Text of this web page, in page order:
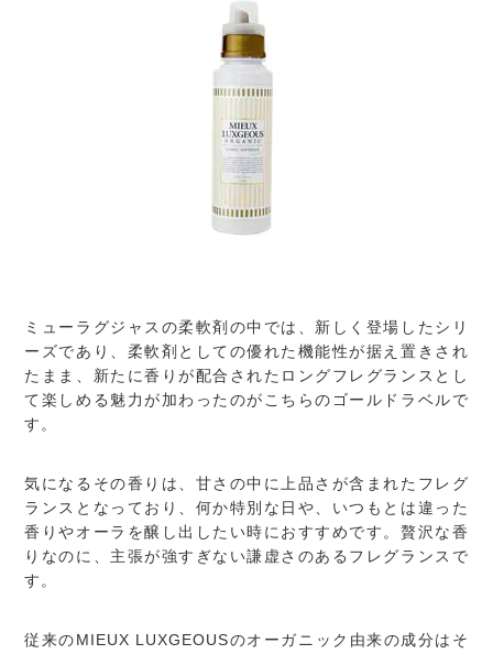
ミューラグジャスの柔軟剤の中では、新しく登場したシリ
ーズであり、柔軟剤としての優れた機能性が据え置きされ
たまま、新たに香りが配合されたロングフレグランスとし
て楽しめる魅力が加わったのがこちらのゴールドラベルで
す。
気になるその香りは、甘さの中に上品さが含まれたフレグ
ランスとなっており、何か特別な日や、いつもとは違った
香りやオーラを醸し出したい時におすすめです。贅沢な香
りなのに、主張が強すぎない謙虚さのあるフレグランスで
す。
従来のMIEUX LUXGEOUSのオーガニック由来の成分はそ